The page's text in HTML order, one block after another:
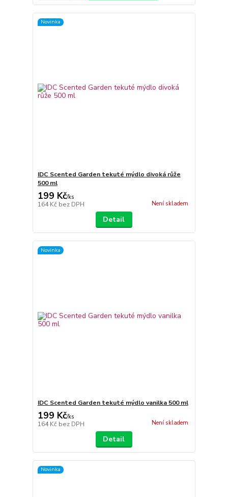
Novinka
IDC Scented Garden tekuté mýdlo divoká růže
500 ml
199 Kč/ks
164 Kč bez DPH Není skladem
Detail
Novinka
IDC Scented Garden tekuté mýdlo vanilka 500 ml
199 Kč/ks
164 Kč bez DPH Není skladem
Detail
Novinka